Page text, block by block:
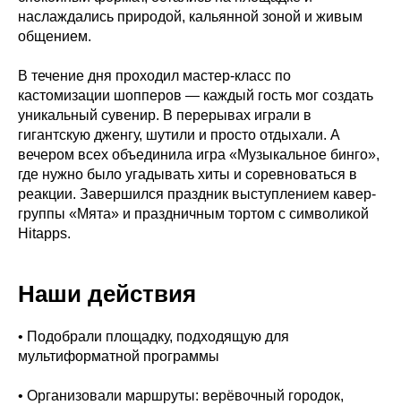
наслаждались природой, кальянной зоной и живым
общением.
В течение дня проходил мастер-класс по
кастомизации шопперов — каждый гость мог создать
уникальный сувенир. В перерывах играли в
гигантскую дженгу, шутили и просто отдыхали. А
вечером всех объединила игра «Музыкальное бинго»,
где нужно было угадывать хиты и соревноваться в
реакции. Завершился праздник выступлением кавер-
группы «Мята» и праздничным тортом с символикой
Hitapps.
Наши действия
• Подобрали площадку, подходящую для
мультиформатной программы
• Организовали маршруты: верёвочный городок,